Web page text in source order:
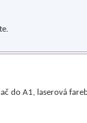
do A1, laserová